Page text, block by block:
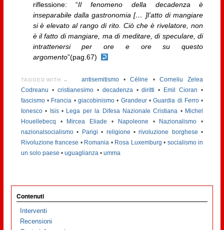
riflessione: “Il fenomeno della decadenza è
inseparabile dalla gastronomia [… ]l’atto di mangiare
si è elevato al rango di rito. Ciò che è rivelatore, non
è il fatto di mangiare, ma di meditare, di speculare, di
intrattenersi per ore e ore su questo
argomento”(pag.67)
TAGGED WITH → antisemitismo•Céline • Corneliu Zelea
Codreanu • cristianesimo• decadenza•diritti • Emil Cioran •
fascismo• Francia •giacobinismo • Grandeur•Guardia di Ferro •
Ionesco• Isis• Lega per la Difesa Nazionale Cristiana • Michel
Houellebecq • Mircea Eliade • Napoleone • Nazionalismo •
nazionalsocialismo• Parigi • religione •rivoluzione borghese •
Rivoluzione francese • Romania • Rosa Luxemburg • socialismo in
un solo paese • uguaglianza• umma
Contenuti
Interventi
Recensioni